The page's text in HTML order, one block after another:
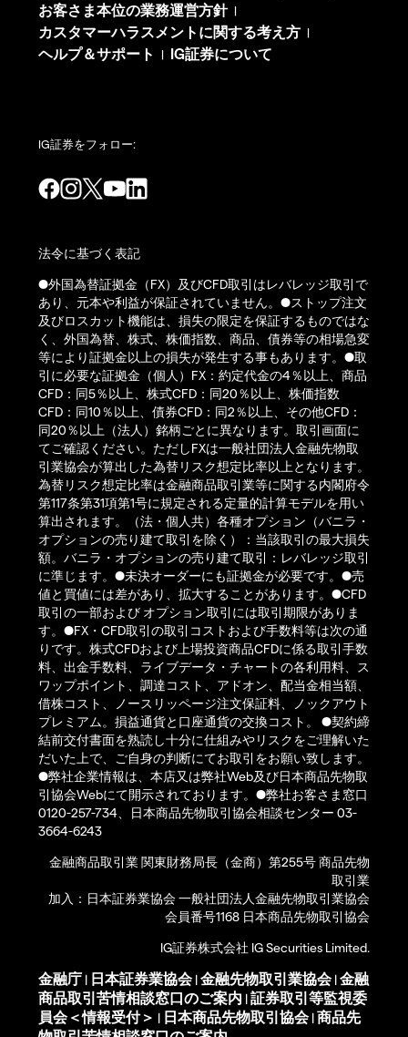
お客さま本位の業務運営方針|
カスタマーハラスメントに関する考え方 |
ヘルプ＆サポート | IG証券について
IG証券をフォロー:
法令に基づく表記
●外国為替証拠金（FX）及びCFD取引はレバレッジ取引で
あり、元本や利益が保証されていません。●ストップ注文
及びロスカット機能は、損失の限定を保証するものではな
く、外国為替、株式、株価指数、商品、債券等の相場急変
等により証拠金以上の損失が発生する事もあります。●取
引に必要な証拠金（個人）FX：約定代金の4％以上、商品
CFD：同5％以上、株式CFD：同20％以上、株価指数
CFD：同10％以上、債券CFD：同2％以上、その他CFD：
同20％以上（法人）銘柄ごとに異なります。取引画面に
てご確認ください。ただしFXは一般社団法人金融先物取
引業協会が算出した為替リスク想定比率以上となります。
為替リスク想定比率は金融商品取引業等に関する内閣府令
第117条第31項第1号に規定される定量的計算モデルを用い
算出されます。（法・個人共）各種オプション（バニラ・
オプションの売り建て取引を除く）：当該取引の最大損失
額。バニラ・オプションの売り建て取引：レバレッジ取引
に準じます。●未決オーダーにも証拠金が必要です。●売
値と買値には差があり、拡大することがあります。●CFD
取引の一部および オプション取引には取引期限がありま
す。●FX・CFD取引の取引コストおよび手数料等は次の通
りです。株式CFDおよび上場投資商品CFDに係る取引手数
料、出金手数料、ライブデータ・チャートの各利用料、ス
ワップポイント、調達コスト、アドオン、配当金相当額、
借株コスト、ノースリッページ注文保証料、ノックアウト
プレミアム。損益通貨と口座通貨の交換コスト。 ●契約締
結前交付書面を熟読し十分に仕組みやリスクをご理解いた
だいた上で、ご自身の判断にてお取引をお願い致します。
●弊社企業情報は、本店又は弊社Web及び日本商品先物取
引協会Webにて開示されております。●弊社お客さま窓口
0120-257-734、日本商品先物取引協会相談センター 03-
3664-6243
金融商品取引業 関東財務局長（金商）第255号 商品先物
取引業
加入：日本証券業協会 一般社団法人金融先物取引業協会
会員番号1168 日本商品先物取引協会
IG証券株式会社 IG Securities Limited.
金融庁 | 日本証券業協会|金融先物取引業協会|金融
商品取引苦情相談窓口のご案内 |証券取引等監視委
員会＜情報受付＞ | 日本商品先物取引協会|商品先